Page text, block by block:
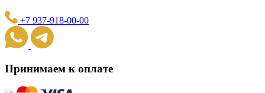
+7 937-918-00-00
Принимаем к оплате